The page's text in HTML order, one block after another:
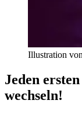
Illustration von
Jeden
wechseln!